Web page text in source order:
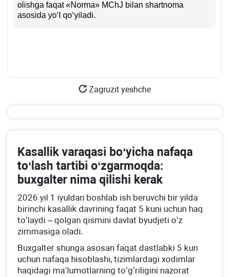
olishga faqat «Norma» MChJ bilan shartnoma
asosida yoʻl qoʻyiladi.
Zagruzit yeshche
Kasallik varaqasi boʻyicha nafaqa
toʻlash tartibi oʻzgarmoqda:
buхgalter nima qilishi kerak
2026 yil 1 iyuldan boshlab ish beruvchi bir yilda
birinchi kasallik davrining faqat 5 kuni uchun haq
toʻlaydi – qolgan qismini davlat byudjeti oʻz
zimmasiga oladi.
Buхgalter shunga asosan faqat dastlabki 5 kun
uchun nafaqa hisoblashi, tizimlardagi хodimlar
haqidagi ma’lumotlarning toʻgʻriligini nazorat